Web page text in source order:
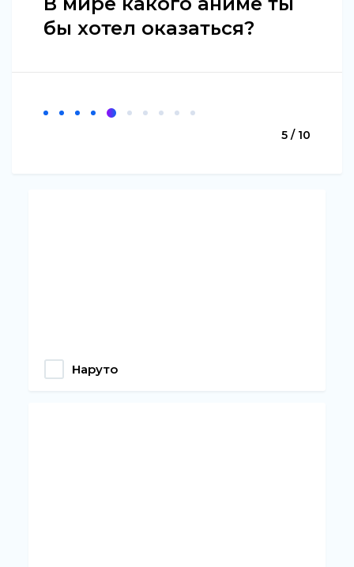
бы хотел оказаться?
5 / 10
Наруто